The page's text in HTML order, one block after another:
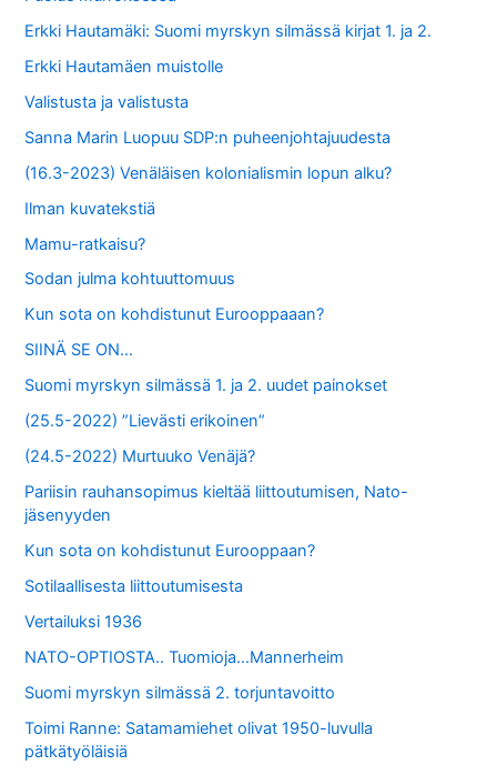
:
Erkki Hautamäki: Suomi myrskyn silmässä kirjat 1. ja 2.
Erkki Hautamäen muistolle
Valistusta ja valistusta
Sanna Marin Luopuu SDP:n puheenjohtajuudesta
(16.3-2023) Venäläisen kolonialismin lopun alku?
Ilman kuvatekstiä
Mamu-ratkaisu?
Sodan julma kohtuuttomuus
Kun sota on kohdistunut Eurooppaaan?
SIINÄ SE ON…
Suomi myrskyn silmässä 1. ja 2. uudet painokset
(25.5-2022) ”Lievästi erikoinen”
(24.5-2022) Murtuuko Venäjä?
Pariisin rauhansopimus kieltää liittoutumisen, Nato-
jäsenyyden
Kun sota on kohdistunut Eurooppaan?
Sotilaallisesta liittoutumisesta
Vertailuksi 1936
NATO-OPTIOSTA.. Tuomioja…Mannerheim
Suomi myrskyn silmässä 2. torjuntavoitto
Toimi Ranne: Satamamiehet olivat 1950-luvulla
pätkätyöläisiä